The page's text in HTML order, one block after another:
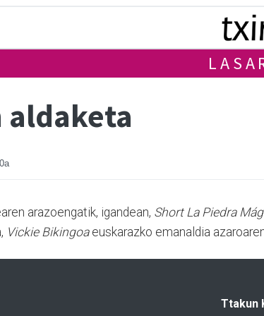
aldaketa
arazoengatik, igandean, Short La Piedra
Vickie Bikingoaeuskarazko emanaldia
Ttakun